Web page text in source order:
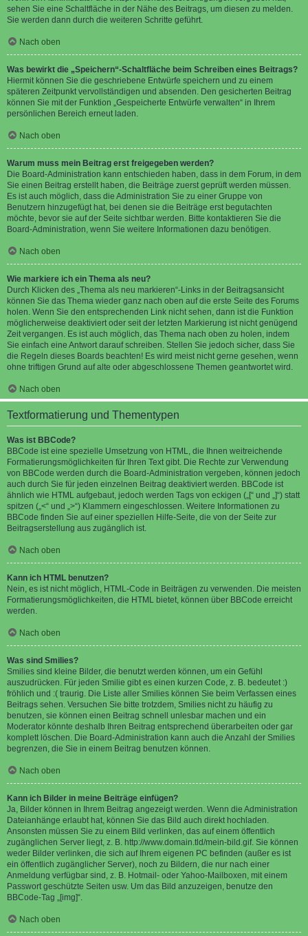
sehen Sie eine Schaltfläche in der Nähe des Beitrags, um diesen zu melden.
Sie werden dann durch die weiteren Schritte geführt.
Nach oben
Was bewirkt die „Speichern“-Schaltfläche beim Schreiben eines Beitrags?
Hiermit können Sie die geschriebene Entwürfe speichern und zu einem
späteren Zeitpunkt vervollständigen und absenden. Den gesicherten Beitrag
können Sie mit der Funktion „Gespeicherte Entwürfe verwalten“ in Ihrem
persönlichen Bereich erneut laden.
Nach oben
Warum muss mein Beitrag erst freigegeben werden?
Die Board-Administration kann entschieden haben, dass in dem Forum, in dem
Sie einen Beitrag erstellt haben, die Beiträge zuerst geprüft werden müssen.
Es ist auch möglich, dass die Administration Sie zu einer Gruppe von
Benutzern hinzugefügt hat, bei denen sie die Beiträge erst begutachten
möchte, bevor sie auf der Seite sichtbar werden. Bitte kontaktieren Sie die
Board-Administration, wenn Sie weitere Informationen dazu benötigen.
Nach oben
Wie markiere ich ein Thema als neu?
Durch Klicken des „Thema als neu markieren“-Links in der Beitragsansicht
können Sie das Thema wieder ganz nach oben auf die erste Seite des Forums
holen. Wenn Sie den entsprechenden Link nicht sehen, dann ist die Funktion
möglicherweise deaktiviert oder seit der letzten Markierung ist nicht genügend
Zeit vergangen. Es ist auch möglich, das Thema nach oben zu holen, indem
Sie einfach eine Antwort darauf schreiben. Stellen Sie jedoch sicher, dass Sie
die Regeln dieses Boards beachten! Es wird meist nicht gerne gesehen, wenn
ohne triftigen Grund auf alte oder abgeschlossene Themen geantwortet wird.
Nach oben
Textformatierung und Thementypen
Was ist BBCode?
BBCode ist eine spezielle Umsetzung von HTML, die Ihnen weitreichende
Formatierungsmöglichkeiten für Ihren Text gibt. Die Rechte zur Verwendung
von BBCode werden durch die Board-Administration vergeben, können jedoch
auch durch Sie für jeden einzelnen Beitrag deaktiviert werden. BBCode ist
ähnlich wie HTML aufgebaut, jedoch werden Tags von eckigen („[“ und „]“) statt
spitzen („<“ und „>“) Klammern eingeschlossen. Weitere Informationen zu
BBCode finden Sie auf einer speziellen Hilfe-Seite, die von der Seite zur
Beitragserstellung aus zugänglich ist.
Nach oben
Kann ich HTML benutzen?
Nein, es ist nicht möglich, HTML-Code in Beiträgen zu verwenden. Die meisten
Formatierungsmöglichkeiten, die HTML bietet, können über BBCode erreicht
werden.
Nach oben
Was sind Smilies?
Smilies sind kleine Bilder, die benutzt werden können, um ein Gefühl
auszudrücken. Für jeden Smilie gibt es einen kurzen Code, z. B. bedeutet :)
fröhlich und :( traurig. Die Liste aller Smilies können Sie beim Verfassen eines
Beitrags sehen. Versuchen Sie bitte trotzdem, Smilies nicht zu häufig zu
benutzen, sie können einen Beitrag schnell unlesbar machen und ein
Moderator könnte deshalb Ihren Beitrag entsprechend überarbeiten oder gar
komplett löschen. Die Board-Administration kann auch die Anzahl der Smilies
begrenzen, die Sie in einem Beitrag benutzen können.
Nach oben
Kann ich Bilder in meine Beiträge einfügen?
Ja, Bilder können in Ihrem Beitrag angezeigt werden. Wenn die Administration
Dateianhänge erlaubt hat, können Sie das Bild auch direkt hochladen.
Ansonsten müssen Sie zu einem Bild verlinken, das auf einem öffentlich
zugänglichen Server liegt, z. B. http://www.domain.tld/mein-bild.gif. Sie können
weder Bilder verlinken, die sich auf Ihrem eigenen PC befinden (außer es ist
ein öffentlich zugänglicher Server), noch zu Bildern, die nur nach einer
Anmeldung verfügbar sind, z. B. Hotmail- oder Yahoo-Mailboxen, mit einem
Passwort geschützte Seiten usw. Um das Bild anzuzeigen, benutze den
BBCode-Tag „[img]“.
Nach oben